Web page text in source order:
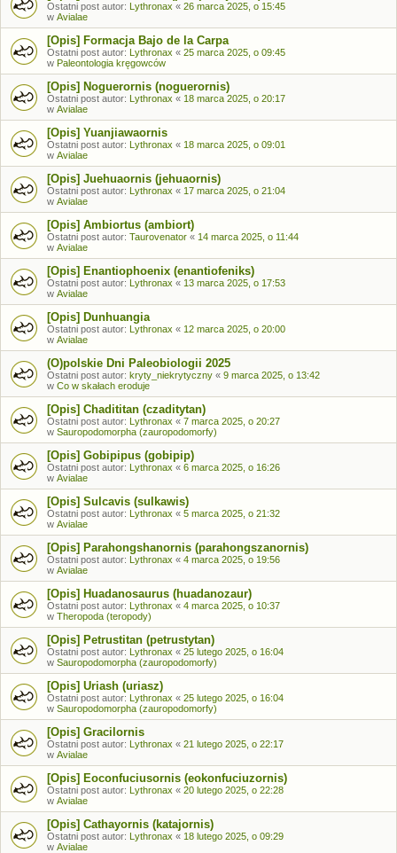
Ostatni post autor: Lythronax « 26 marca 2025, o 15:45
w Avialae
[Opis] Formacja Bajo de la Carpa
Ostatni post autor: Lythronax « 25 marca 2025, o 09:45
w Paleontologia kręgowców
[Opis] Noguerornis (noguerornis)
Ostatni post autor: Lythronax « 18 marca 2025, o 20:17
w Avialae
[Opis] Yuanjiawaornis
Ostatni post autor: Lythronax « 18 marca 2025, o 09:01
w Avialae
[Opis] Juehuaornis (jehuaornis)
Ostatni post autor: Lythronax « 17 marca 2025, o 21:04
w Avialae
[Opis] Ambiortus (ambiort)
Ostatni post autor: Taurovenator « 14 marca 2025, o 11:44
w Avialae
[Opis] Enantiophoenix (enantiofeniks)
Ostatni post autor: Lythronax « 13 marca 2025, o 17:53
w Avialae
[Opis] Dunhuangia
Ostatni post autor: Lythronax « 12 marca 2025, o 20:00
w Avialae
(O)polskie Dni Paleobiologii 2025
Ostatni post autor: kryty_niekrytyczny « 9 marca 2025, o 13:42
w Co w skałach eroduje
[Opis] Chadititan (czaditytan)
Ostatni post autor: Lythronax « 7 marca 2025, o 20:27
w Sauropodomorpha (zauropodomorfy)
[Opis] Gobipipus (gobipip)
Ostatni post autor: Lythronax « 6 marca 2025, o 16:26
w Avialae
[Opis] Sulcavis (sulkawis)
Ostatni post autor: Lythronax « 5 marca 2025, o 21:32
w Avialae
[Opis] Parahongshanornis (parahongszanornis)
Ostatni post autor: Lythronax « 4 marca 2025, o 19:56
w Avialae
[Opis] Huadanosaurus (huadanozaur)
Ostatni post autor: Lythronax « 4 marca 2025, o 10:37
w Theropoda (teropody)
[Opis] Petrustitan (petrustytan)
Ostatni post autor: Lythronax « 25 lutego 2025, o 16:04
w Sauropodomorpha (zauropodomorfy)
[Opis] Uriash (uriasz)
Ostatni post autor: Lythronax « 25 lutego 2025, o 16:04
w Sauropodomorpha (zauropodomorfy)
[Opis] Gracilornis
Ostatni post autor: Lythronax « 21 lutego 2025, o 22:17
w Avialae
[Opis] Eoconfuciusornis (eokonfuciuzornis)
Ostatni post autor: Lythronax « 20 lutego 2025, o 22:28
w Avialae
[Opis] Cathayornis (katajornis)
Ostatni post autor: Lythronax « 18 lutego 2025, o 09:29
w Avialae